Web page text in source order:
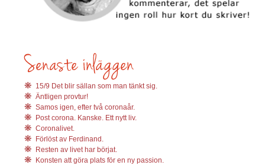
15/9 Det blir sällan som man tänkt sig.
Äntligen provtur!
Samos igen, efter två coronaår.
Post corona. Kanske. Ett nytt liv.
Coronalivet.
Förlöst av Ferdinand.
Resten av livet har börjat.
Konsten att göra plats för en ny passion.